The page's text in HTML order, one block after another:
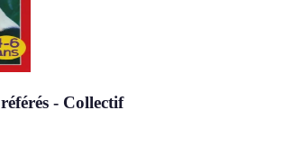
- Collectif